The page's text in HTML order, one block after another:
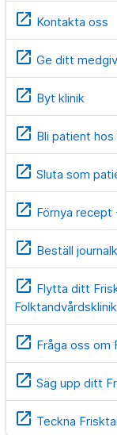
open_in_new Kontakta oss
open_in_new Ge ditt
open_in_new Byt klinik
open_in_new Bli patient hos
open_in_new Sluta som
open_in_new Förnya recept
open_in_new Beställ
open_in_new Flytta ditt
open_in_new Fråga oss om
open_in_new Säg upp ditt
open_in_new Teckna